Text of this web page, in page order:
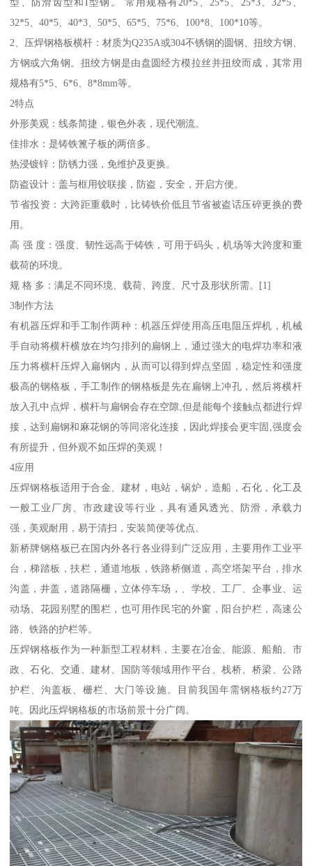
型、防滑齿型和I型钢。 常用规格有20*5、25*5、25*3、32*5、
32*5、40*5、40*3、50*5、65*5、75*6、100*8、100*10等。
2、压焊钢格板横杆：材质为Q235A或304不锈钢的圆钢、扭绞方钢、
方钢或六角钢。扭绞方钢是由盘圆经方模拉丝并扭绞而成，其常用
规格有5*5、6*6、8*8mm等。
2特点
外形美观：线条简捷，银色外表，现代潮流。
佳排水：是铸铁篦子板的两倍多。
热浸镀锌：防锈力强，免维护及更换。
防盗设计：盖与框用铰联接，防盗，安全，开启方便。
节省投资：大跨距重载时，比铸铁价低且节省被盗话压碎更换的费
用。
高 强 度：强度、韧性远高于铸铁，可用于码头，机场等大跨度和重
载荷的环境。
规 格 多：满足不同环境、载荷、跨度、尺寸及形状所需。[1]
3制作方法
有机器压焊和手工制作两种：机器压焊使用高压电阻压焊机，机械
手自动将横杆横放在均匀排列的扁钢上，通过强大的电焊功率和液
压力将横杆压焊入扁钢内，从而可以得到焊点坚固，稳定性和强度
极高的钢格板，手工制作的钢格板是先在扁钢上冲孔，然后将横杆
放入孔中点焊，横杆与扁钢会存在空隙,但是能每个接触点都进行焊
接，达到扁钢和麻花钢的等同溶化连接，因此焊接会更牢固,强度会
有所提升，但外观不如压焊的美观！
4应用
压焊钢格板适用于合金、建材，电站，锅炉，造船，石化，化工及
一般工业厂房、市政建设等行业，具有通风透光、防滑，承载力
强，美观耐用，易于清扫，安装简便等优点。
新桥牌钢格板已在国内外各行各业得到广泛应用，主要用作工业平
台，梯踏板，扶栏，通道地板，铁路桥侧道，高空塔架平台，排水
沟盖，井盖，道路隔栅，立体停车场，、学校、工厂、企事业、运
动场、花园别墅的围栏，也可用作民宅的外窗，阳台护栏，高速公
路、铁路的护栏等。
压焊钢格板作为一种新型工程材料，主要在冶金、能源、船舶、市
政、石化、交通、建材、国防等领域用作平台、栈桥、桥梁、公路
护栏、沟盖板、栅栏、大门等设施。目前我国年需钢格板约27万
吨。因此压焊钢格板的市场前景十分广阔。